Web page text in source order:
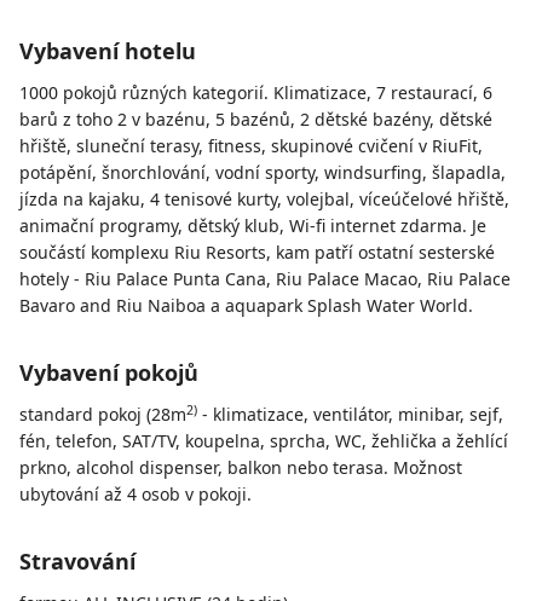
Vybavení hotelu
1000 pokojů různých kategorií. Klimatizace, 7 restaurací, 6
barů z toho 2 v bazénu, 5 bazénů, 2 dětské bazény, dětské
hřiště, sluneční terasy, fitness, skupinové cvičení v RiuFit,
potápění, šnorchlování, vodní sporty, windsurfing, šlapadla,
jízda na kajaku, 4 tenisové kurty, volejbal, víceúčelové hřiště,
animační programy, dětský klub, Wi-fi internet zdarma. Je
součástí komplexu Riu Resorts, kam patří ostatní sesterské
hotely - Riu Palace Punta Cana, Riu Palace Macao, Riu Palace
Bavaro and Riu Naiboa a aquapark Splash Water World.
Vybavení pokojů
standard pokoj (28m2) - klimatizace, ventilátor, minibar, sejf,
fén, telefon, SAT/TV, koupelna, sprcha, WC, žehlička a žehlící
prkno, alcohol dispenser, balkon nebo terasa. Možnost
ubytování až 4 osob v pokoji.
Stravování